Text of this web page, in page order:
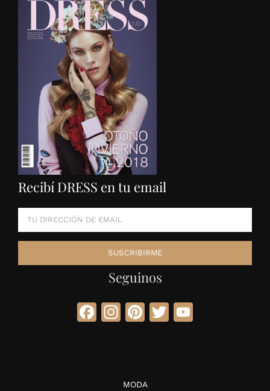
Recibí DRESS en tu email
Seguinos
Facebook
Instagram
Pinterest
Twitter
MODA